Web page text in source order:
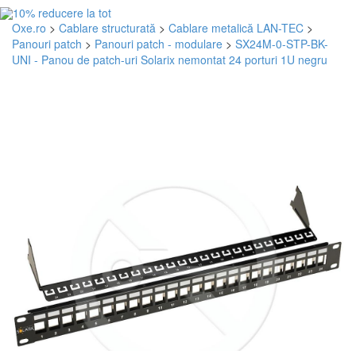
Oxe.ro > Cablare structurată > Cablare metalică LAN-TEC >
Panouri patch > Panouri patch - modulare > SX24M-0-STP-BK-
UNI - Panou de patch-uri Solarix nemontat 24 porturi 1U negru